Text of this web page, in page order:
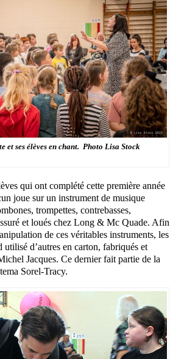
et ses élèves en chant. Photo Lisa Stock
qui ont complété cette première année
joue sur un instrument de musique
trompettes, contrebasses,
et loués chez Long & Mc Quade. Afin
de ces véritables instruments, les
utilisé d’autres en carton, fabriqués et
Jacques. Ce dernier fait partie de la
Sorel-Tracy.